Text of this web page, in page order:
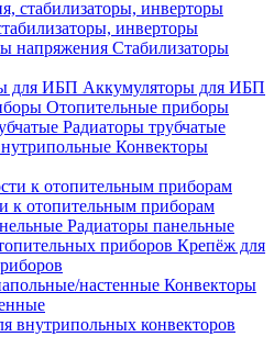
инверторы
Стабилизаторы
Аккумуляторы для ИБП
Отопительные приборы
Радиаторы трубчатые
Конвекторы
к отопительным приборам
Радиаторы панельные
Крепёж для
Конвекторы